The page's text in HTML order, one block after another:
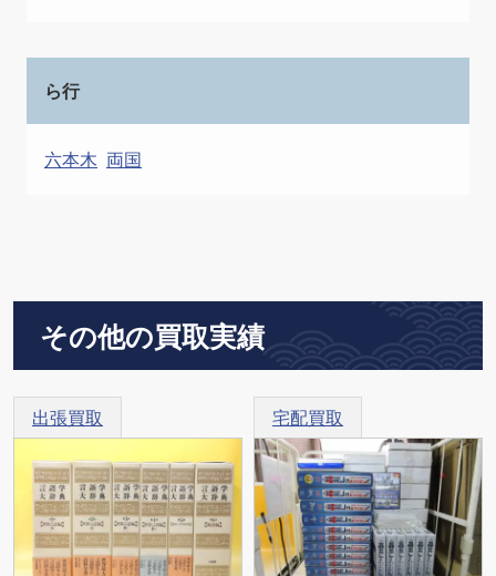
ら行
六本木 両国
その他の買取実績
出張買取 宅配買取